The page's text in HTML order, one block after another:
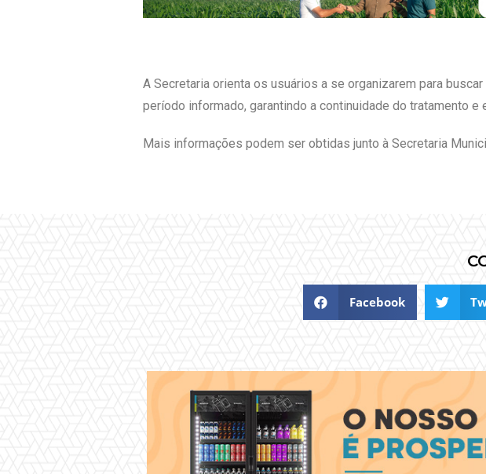
A Secretaria orienta os usuários a se organizarem para
período informado, garantindo a continuidade do tratamento e
Mais informações podem ser obtidas junto à Secretaria
Facebook